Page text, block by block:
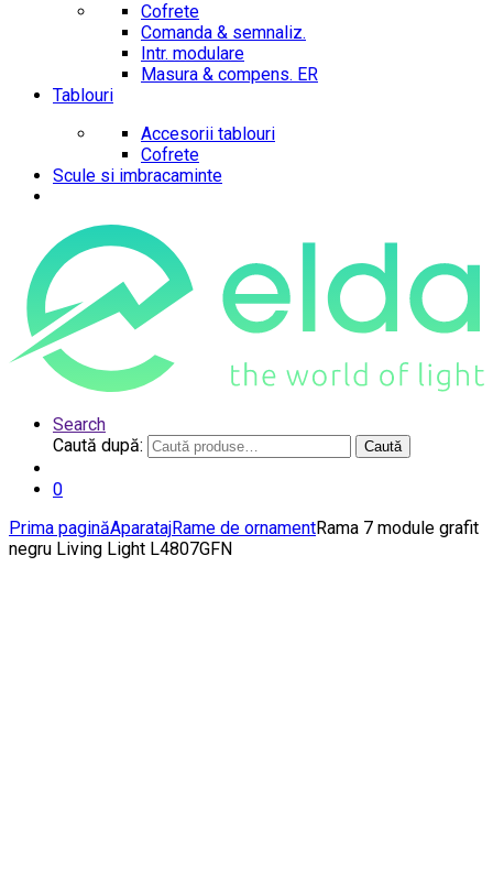
Cofrete
Comanda & semnaliz.
Intr. modulare
Masura & compens. ER
Tablouri
Accesorii tablouri
Cofrete
Scule si imbracaminte
Search
Caută după:
Caută
0
Prima paginăAparatajRame de ornamentRama 7 module grafit
negru Living Light L4807GFN